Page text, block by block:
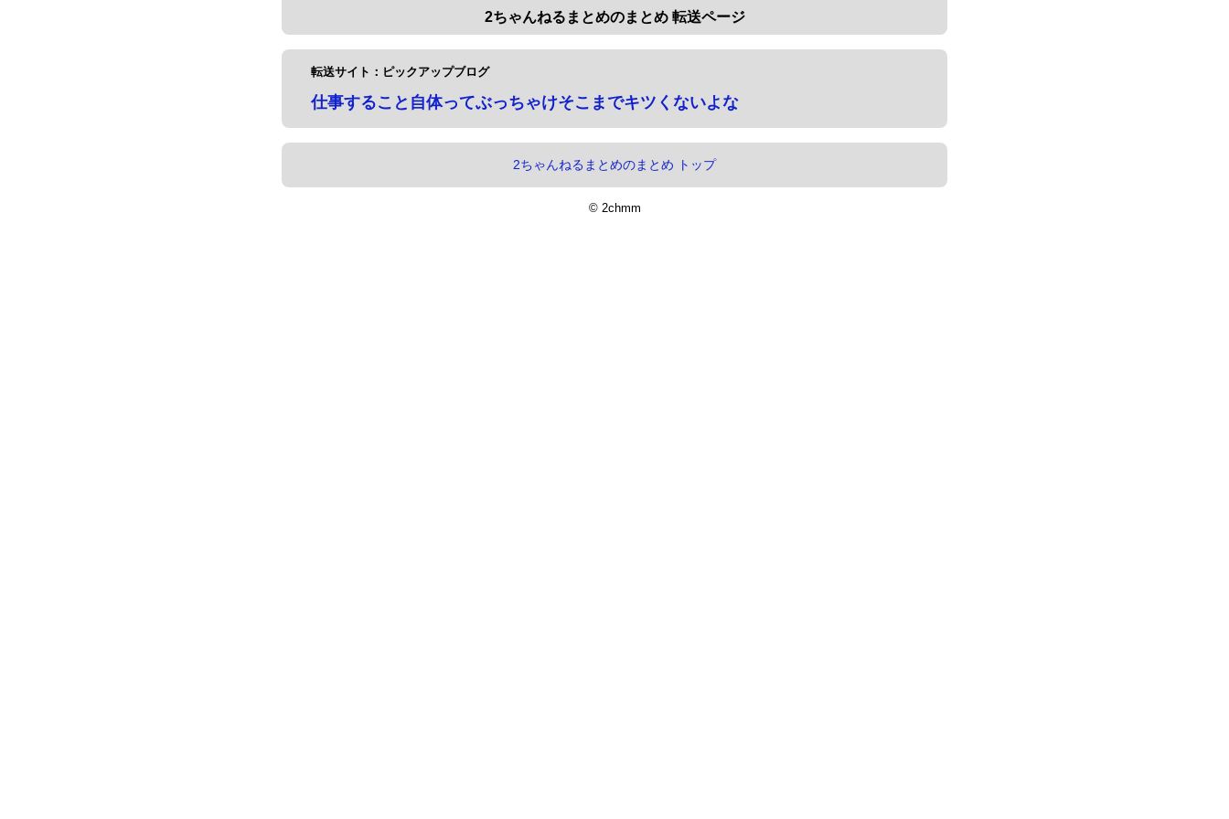
2ちゃんねるまとめのまとめ 転送ページ
転送サイト：ピックアップブログ
仕事すること自体ってぶっちゃけそこまでキツくないよな
2ちゃんねるまとめのまとめ トップ
© 2chmm